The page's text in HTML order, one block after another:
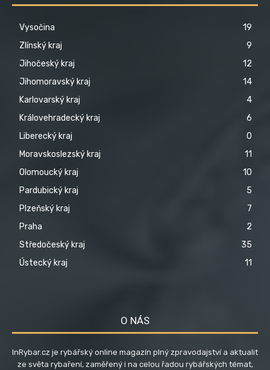
Vysočina
19
Zlínský kraj
9
Jihočeský kraj
12
Jihomoravský kraj
14
Karlovarský kraj
4
Královehradecký kraj
6
Liberecký kraj
0
Moravskoslezský kraj
11
Olomoucký kraj
10
Pardubický kraj
5
Plzeňský kraj
7
Praha
2
Středočeský kraj
35
Ústecký kraj
11
O NÁS
InRybar.cz je rybářský online magazín plný zpravodajství a aktualit
ze světa rybaření, zaměřený i na celou řadou rybářských témat,